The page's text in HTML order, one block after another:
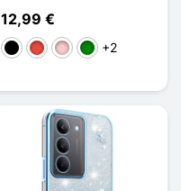
12,99 €
MustaPunainen
PinkkiVihreä
+2